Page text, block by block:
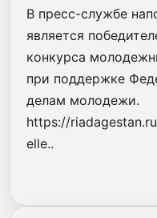
В пресс-службе
является
конкурса
при поддержке
делам молодежи.
https://
elle..